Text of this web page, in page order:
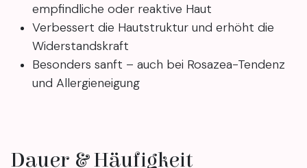
empfindliche oder reaktive Haut
Verbessert die Hautstruktur und erhöht die
Widerstandskraft
Besonders sanft – auch bei Rosazea-Tendenz
und Allergieneigung
Dauer & Häufigkeit